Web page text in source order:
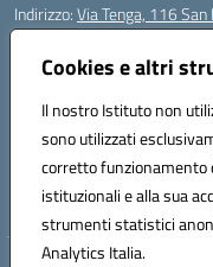
Cookies e altri
Il nostro Istituto non
sono utilizzati
corretto funzionamento
istituzionali e alla sua
strumenti statistici
Analytics Italia.
Indirizzo:Via Tenga, 116
Centralino:
Posta elettronica certificata
Codice fiscale:
Codice meccanografico:
Codice Indice delle
Codice unico di fatturazione